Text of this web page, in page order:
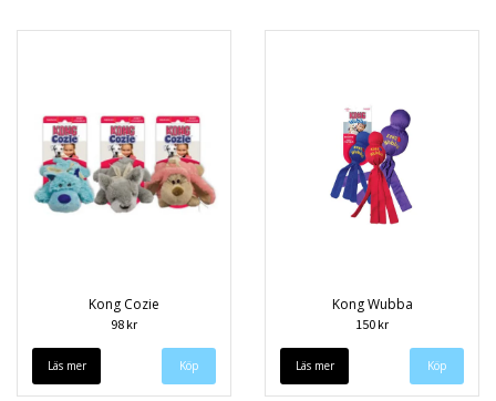
Kong Cozie
98 kr
Läs mer
Kong Wubba
150 kr
Läs mer